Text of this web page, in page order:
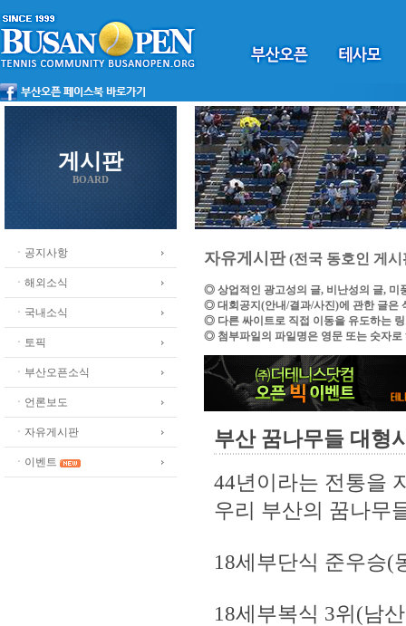
게시판
BOARD
ㆍ공지사항
ㆍ해외소식
ㆍ국내소식
ㆍ토픽
ㆍ부산오픈소식
ㆍ언론보도
ㆍ자유게시판
ㆍ이벤트
자유게시판(전국 동호인 게시
◎ 상업적인 광고성의 글, 비난성의 글, 미
◎ 대회공지(안내/결과/사진)에 관한 글은
◎ 다른 싸이트로 직접 이동을 유도하는
◎ 첨부파일의 파일명은 영문 또는 숫자로
부산 꿈나무들 대형
44년이라는 전통을
우리 부산의 꿈나무
18세부단식 준우승(
18세부복식 3위(남